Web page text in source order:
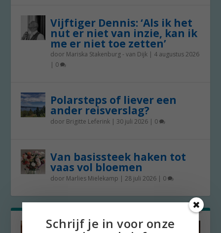
Vijftiger Dennis: ‘Als ik het
nut er niet van inzie, kan ik
me er niet toe zetten’
door Mariska Stakenburg - van Dijk | 4 augustus 2026
| 0
Polarsteps of liever een
ander reisverslag?
door Brigitte Leferink | 30 juli 2026 | 0
Van basissteek haken tot
vaas vol bloemen
door Marlies Mielekamp |28 juli 2026 | 0
Schrijf je in voor onze